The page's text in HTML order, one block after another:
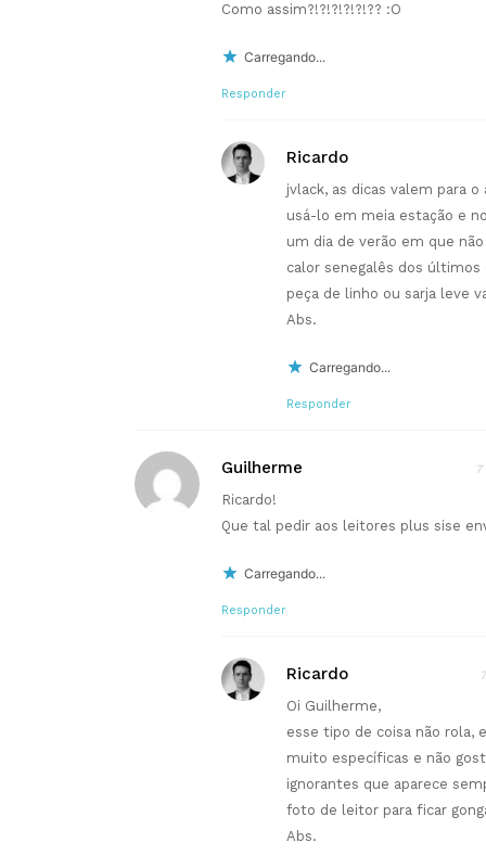
Como assim?!?!?!?!?!?? :O
Carregando...
Responder
Ricardo
jvlack, as dicas valem para
usá-lo em meia estação e
um dia de verão em que
calor senegalês dos últimos
peça de linho ou sarja leve
Abs.
Carregando...
Responder
Guilherme
Ricardo!
Que tal pedir aos leitores plus sise
Carregando...
Responder
Ricardo
Oi Guilherme,
esse tipo de coisa não rola,
muito específicas e não
ignorantes que aparece
foto de leitor para ficar
Abs.